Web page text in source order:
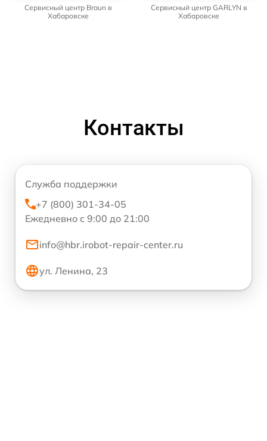
Сервисный центр Braun в
Хабаровске
Сервисный центр GARLYN в
Хабаровске
Контакты
Служба поддержки
+7 (800) 301-34-05
Ежедневно с 9:00 до 21:00
info@hbr.irobot-repair-center.ru
ул. Ленина, 23